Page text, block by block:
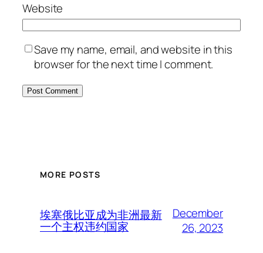
Website
Save my name, email, and website in this
browser for the next time I comment.
MORE POSTS
埃塞俄比亚成为非洲最新
一个主权违约国家
December
26, 2023